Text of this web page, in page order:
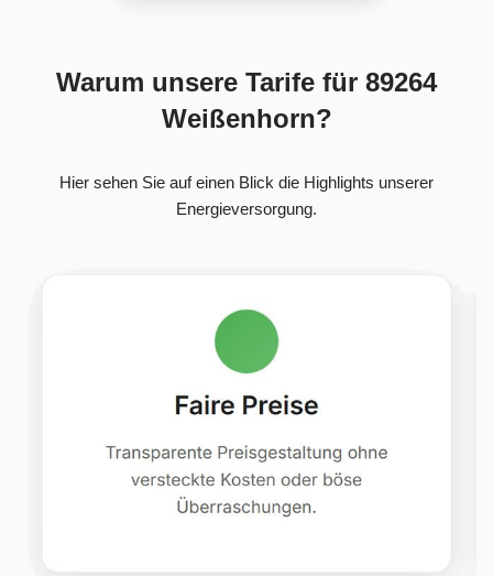
Warum unsere Tarife für 89264
Weißenhorn?
Hier sehen Sie auf einen Blick die Highlights unserer
Energieversorgung.